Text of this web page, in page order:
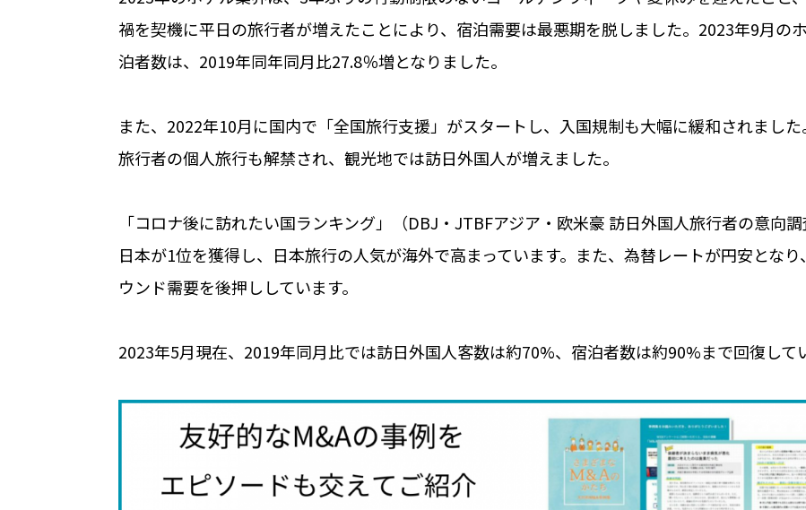
禍を契機に平日の旅行者が増えたことにより、宿泊需要は最悪期を脱しました。 2023年9月の
泊者数は、 2019年同年同月比27.8％増となりました。
また、 2022年10月に国内で「全国旅行支援」がスタートし、入国規制も大幅に緩和されまし
旅行者の個人旅行も解禁され、観光地では訪日外国人が増えました。
「コロナ後に訪れたい国ランキング」（DBJ ・ JTBFアジア・欧米豪 訪日外国人旅行者の意向
日本が1位を獲得し、日本旅行の人気が海外で高まっています。また、為替レートが円安となり
ウンド需要を後押ししています。
2023年5月現在、 2019年同月比では訪日外国人客数は約70%、宿泊者数は約90%まで回復して